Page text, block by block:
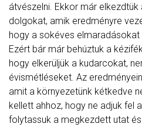
átvészelni. Ekkor már
dolgokat, amik eredményre
hogy a sokéves
Ezért bár már behúztuk a
hogy elkerüljük a kudarcokat,
évismétléseket. Az
amit a környezetünk kétkedve
kellett ahhoz, hogy ne adjuk fel
folytassuk a megkezdett utat